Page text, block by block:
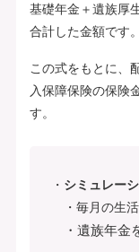
基礎年金＋遺族厚
合計した金額です。
この式をもとに、
入保障保険の保険
す。
シミュレー
・毎月の生
・遺族年金